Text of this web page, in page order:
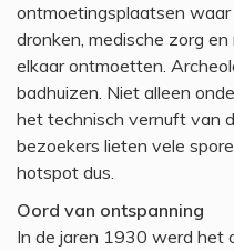
ontmoetingsplaatsen
dronken, medische zorg
elkaar ontmoetten.
badhuizen. Niet alleen
het technisch vernuft van
bezoekers lieten vele
hotspot dus.
Oord van ontspanning
In de jaren 1930 werd het